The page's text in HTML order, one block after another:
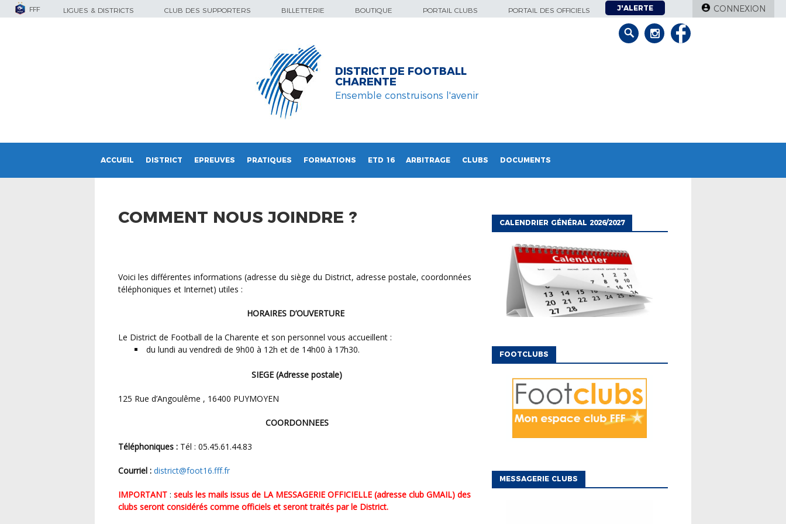
FFF LIGUES & DISTRICTS CLUB DES SUPPORTERS BILLETTERIE BOUTIQUE PORTAIL CLUBS PORTAIL DES OFFICIELS J'ALERTE CONNEXION
DISTRICT DE FOOTBALL
CHARENTE
Ensemble construisons l'avenir
ACCUEIL DISTRICT EPREUVES PRATIQUES FORMATIONS ETD 16 ARBITRAGE CLUBS DOCUMENTS
COMMENT NOUS JOINDRE ?
Voici les différentes informations (adresse du siège du District, adresse postale, coordonnées
téléphoniques et Internet) utiles :
HORAIRES D’OUVERTURE
Le District de Football de la Charente et son personnel vous accueillent :
du lundi au vendredi de 9h00 à 12h et de 14h00 à 17h30.
SIEGE (Adresse postale)
125 Rue d’Angoulême , 16400 PUYMOYEN
COORDONNEES
Téléphoniques : Tél : 05.45.61.44.83
Courriel : district@foot16.fff.fr
IMPORTANT : seuls les mails issus de LA MESSAGERIE OFFICIELLE (adresse club GMAIL) des
clubs seront considérés comme officiels et seront traités par le District.
CALENDRIER GÉNÉRAL 2026/2027
FOOTCLUBS
MESSAGERIE CLUBS